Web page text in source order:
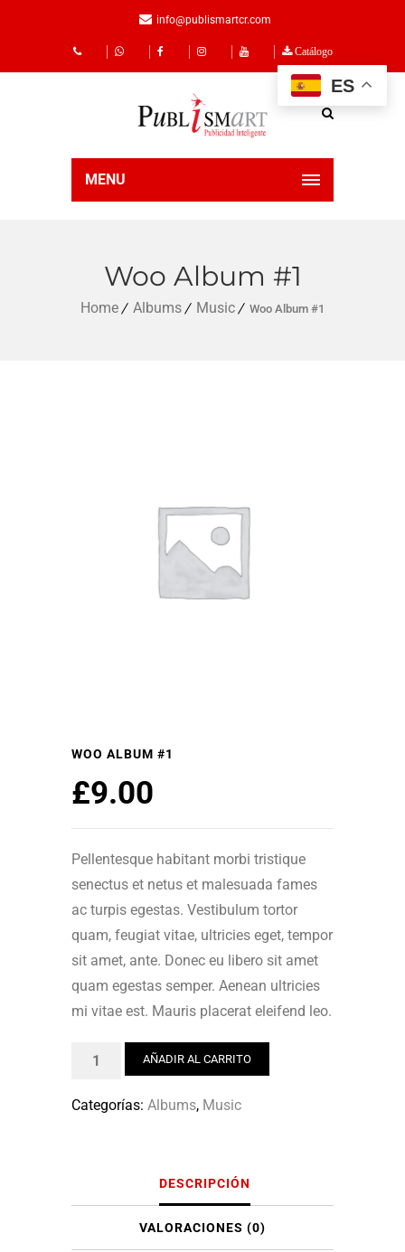
info@publismartcr.com
Catálogo
MENU
Woo Album #1
Home Albums Music Woo Album #1
WOO ALBUM #1
£9.00
Pellentesque habitant morbi tristique
senectus et netus et malesuada fames
ac turpis egestas. Vestibulum tortor
quam, feugiat vitae, ultricies eget, tempor
sit amet, ante. Donec eu libero sit amet
quam egestas semper. Aenean ultricies
mi vitae est. Mauris placerat eleifend leo.
Woo
#1
AÑADIR AL CARRITO
Categorías: Albums, Music
DESCRIPCIÓN
VALORACIONES (0)
ES